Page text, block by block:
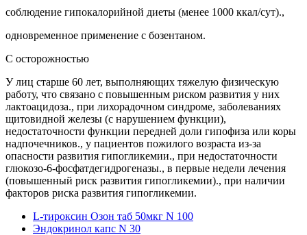
соблюдение гипокалорийной диеты (менее 1000 ккал/сут).,
одновременное применение с бозентаном.
С осторожностью
У лиц старше 60 лет, выполняющих тяжелую физическую
работу, что связано с повышенным риском развития у них
лактоацидоза., при лихорадочном синдроме, заболеваниях
щитовидной железы (с нарушением функции),
недостаточности функции передней доли гипофиза или коры
надпочечников., у пациентов пожилого возраста из-за
опасности развития гипогликемии., при недостаточности
глюкозо-6-фосфатдегидрогеназы., в первые недели лечения
(повышенный риск развития гипогликемии)., при наличии
факторов риска развития гипогликемии.
L-тироксин Озон таб 50мкг N 100
Эндокринол капс N 30